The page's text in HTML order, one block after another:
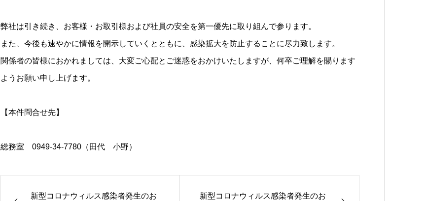
弊社は引き続き、お客様・お取引様および社員の安全を第一優先に取り組んで参ります。
また、今後も速やかに情報を開示していくとともに、感染拡大を防止することに尽力致します。
関係者の皆様におかれましては、大変ご心配とご迷惑をおかけいたしますが、何卒ご理解を賜ります
ようお願い申し上げます。
【本件問合せ先】
総務室 0949-34-7780（田代 小野）
新型コロナウィルス感染者発生のお
新型コロナウィルス感染者発生のお